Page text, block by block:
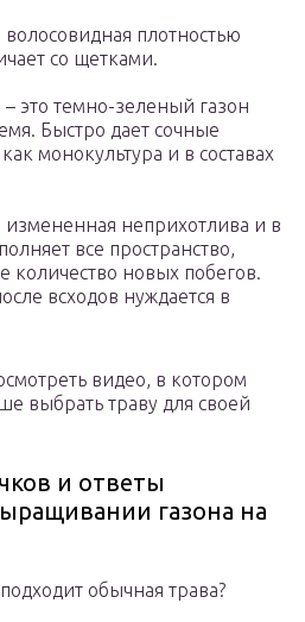
плотностью
со щетками.
это темно-зеленый газон
Быстро дает сочные
монокультура и в составах
измененная неприхотлива и в
все пространство,
количество новых побегов.
всходов нуждается в
видео, в котором
выбрать траву для своей
и ответы
газона на
обычная трава?